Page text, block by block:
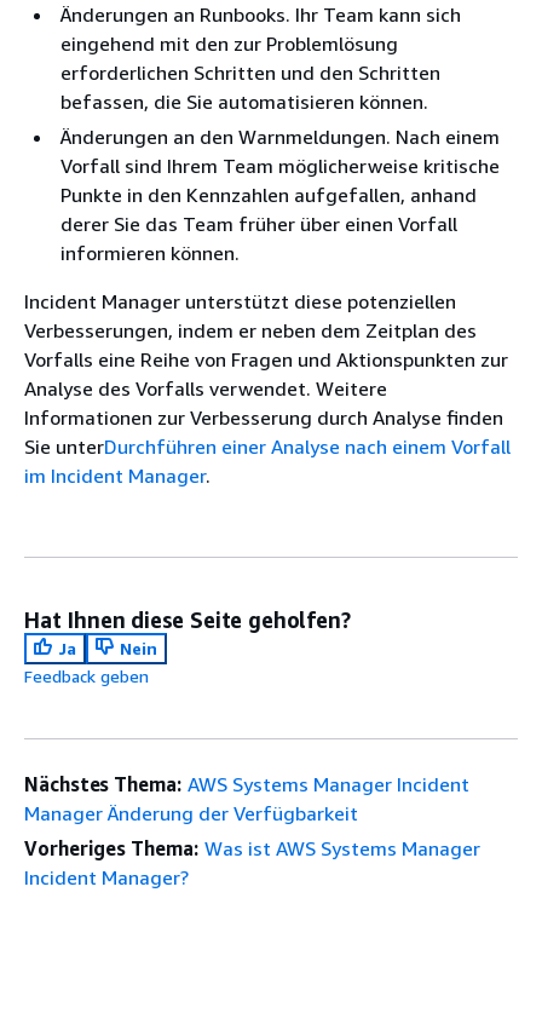
Änderungen an Runbooks. Ihr Team kann sich
eingehend mit den zur Problemlösung
erforderlichen Schritten und den Schritten
befassen, die Sie automatisieren können.
Änderungen an den Warnmeldungen. Nach einem
Vorfall sind Ihrem Team möglicherweise kritische
Punkte in den Kennzahlen aufgefallen, anhand
derer Sie das Team früher über einen Vorfall
informieren können.
Incident Manager unterstützt diese potenziellen
Verbesserungen, indem er neben dem Zeitplan des
Vorfalls eine Reihe von Fragen und Aktionspunkten zur
Analyse des Vorfalls verwendet. Weitere
Informationen zur Verbesserung durch Analyse finden
Sie unterDurchführen einer Analyse nach einem Vorfall
im Incident Manager.
Hat Ihnen diese Seite geholfen?
Ja
Nein
Feedback geben
Nächstes Thema: AWS Systems Manager Incident
Manager Änderung der Verfügbarkeit
Vorheriges Thema: Was ist AWS Systems Manager
Incident Manager?